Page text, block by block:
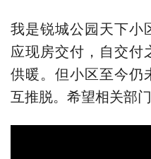
我是锐城公园天下小
应现房交付，自交付
供暖。但小区至今仍
互推脱。希望相关部门